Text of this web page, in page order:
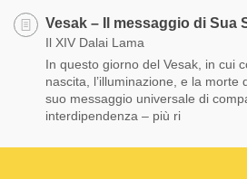
​Vesak – Il messaggio di Sua
Il XIV Dalai Lama
In questo giorno del Vesak, in cui
nascita, l’illuminazione, e la morte
suo messaggio universale di
interdipendenza – più ri